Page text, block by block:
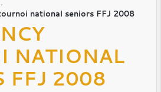
national seniors FFJ 2008
NATIONAL
FFJ 2008